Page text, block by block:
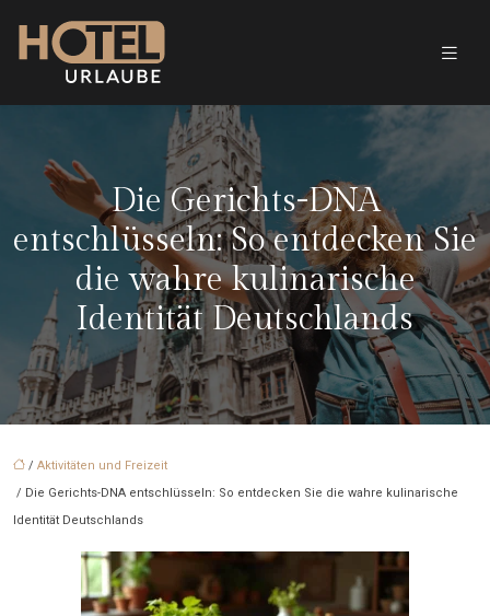
Die Gerichts-DNA
entschlüsseln: So entdecken Sie
die wahre kulinarische
Identität Deutschlands
/ Aktivitäten und Freizeit
/ Die Gerichts-DNA entschlüsseln: So entdecken Sie die wahre kulinarische
Identität Deutschlands